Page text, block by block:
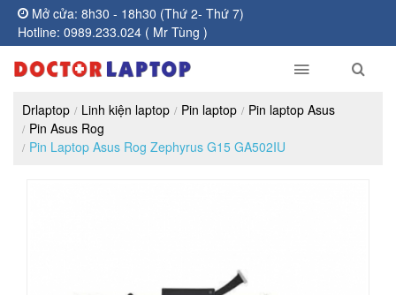
Mở cửa: 8h30 - 18h30 (Thứ 2- Thứ 7)
Hotline: 0989.233.024 ( Mr Tùng )
Drlaptop Linh kiện laptop Pin laptop
Pin laptop Asus
Pin Asus Rog
Pin Laptop Asus Rog Zephyrus G15 GA502IU